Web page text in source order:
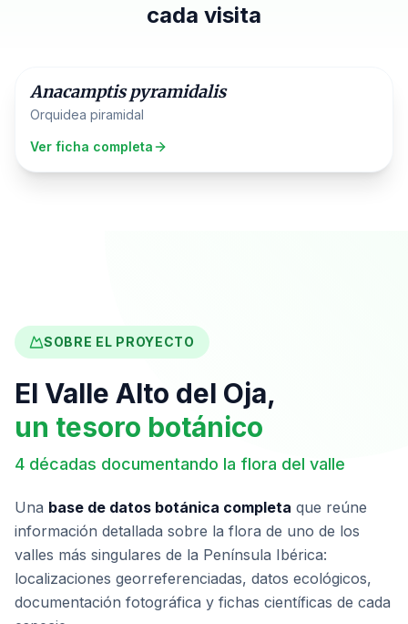
cada visita
Hoy destacamos
Anacamptis pyramidalis
Orquidea piramidal
Ver ficha completa
SOBRE EL PROYECTO
El Valle Alto del Oja,
un tesoro botánico
4 décadas documentando la flora del valle
Una base de datos botánica completa que reúne
información detallada sobre la flora de uno de los
valles más singulares de la Península Ibérica:
localizaciones georreferenciadas, datos ecológicos,
documentación fotográfica y fichas científicas de cada